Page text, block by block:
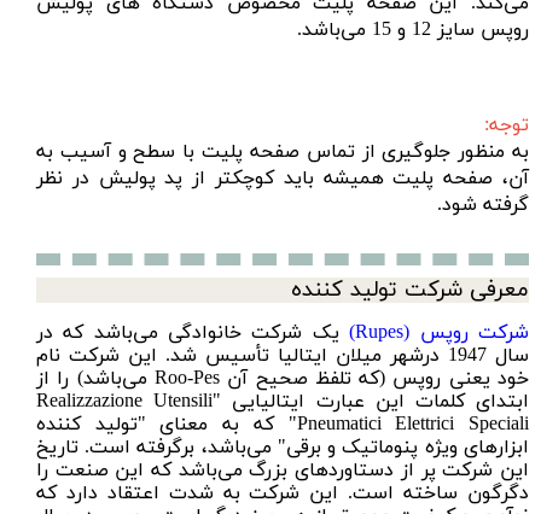
روپس سایز 12 و 15 می‌باشد.
توجه:
به منظور جلوگیری از تماس صفحه پلیت با سطح و آسیب به
آن، صفحه پلیت همیشه باید کوچکتر از پد پولیش در نظر
گرفته شود.
معرفی شرکت تولید کننده
شرکت روپس (Rupes)
یک شرکت خانوادگی می‌باشد که در
سال 1947 درشهر میلان ایتالیا تأسیس شد. این شرکت نام
خود یعنی روپس (که تلفظ صحیح آن Roo-Pes می‌باشد) را از
ابتدای کلمات این عبارت ایتالیایی "Realizzazione Utensili
Pneumatici Elettrici Speciali" که به معنای "تولید کننده
ابزارهای ویژه پنوماتیک و برقی" می‌باشد، برگرفته است. تاریخ
این شرکت پر از دستاوردهای بزرگ می‌باشد که این صنعت را
دگرگون ساخته است. این شرکت به شدت اعتقاد دارد که